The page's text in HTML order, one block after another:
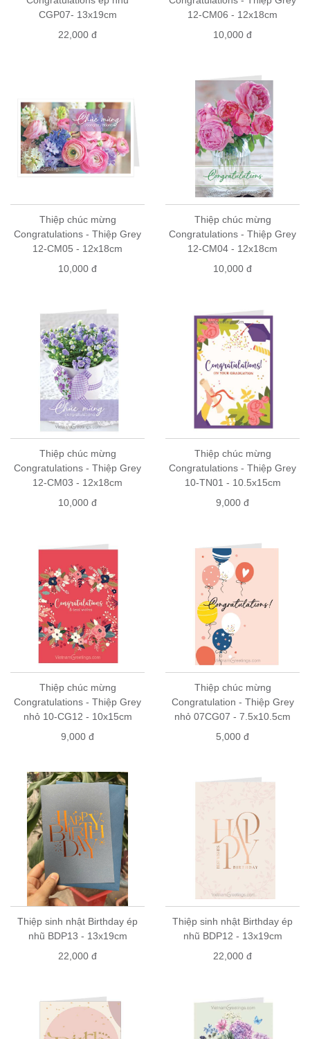
CGP07- 13x19cm
22,000 đ
12-CM06 - 12x18cm
10,000 đ
Thiệp chúc mừng
Congratulations - Thiệp Grey
12-CM05 - 12x18cm
10,000 đ
Thiệp chúc mừng
Congratulations - Thiệp Grey
12-CM04 - 12x18cm
10,000 đ
Thiệp chúc mừng
Congratulations - Thiệp Grey
12-CM03 - 12x18cm
10,000 đ
Thiệp chúc mừng
Congratulations - Thiệp Grey
10-TN01 - 10.5x15cm
9,000 đ
Thiệp chúc mừng
Congratulations - Thiệp Grey
nhỏ 10-CG12 - 10x15cm
9,000 đ
Thiệp chúc mừng
Congratulation - Thiệp Grey
nhỏ 07CG07 - 7.5x10.5cm
5,000 đ
Thiệp sinh nhật Birthday ép
nhũ BDP13 - 13x19cm
22,000 đ
Thiệp sinh nhật Birthday ép
nhũ BDP12 - 13x19cm
22,000 đ